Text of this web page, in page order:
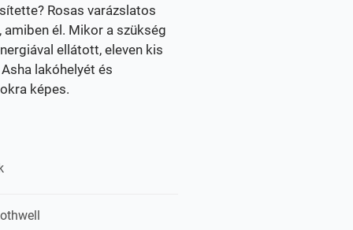
Rosas varázslatos
él. Mikor a szükség
ellátott, eleven kis
lakóhelyét és
képes.